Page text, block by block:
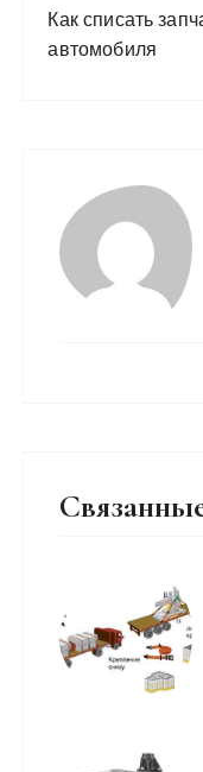
Как списать
автомобиля